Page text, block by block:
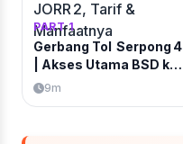
PART 1
Gerbang Tol Serpong 4
| Akses Utama BSD ke
JORR 2, Tarif &
9m